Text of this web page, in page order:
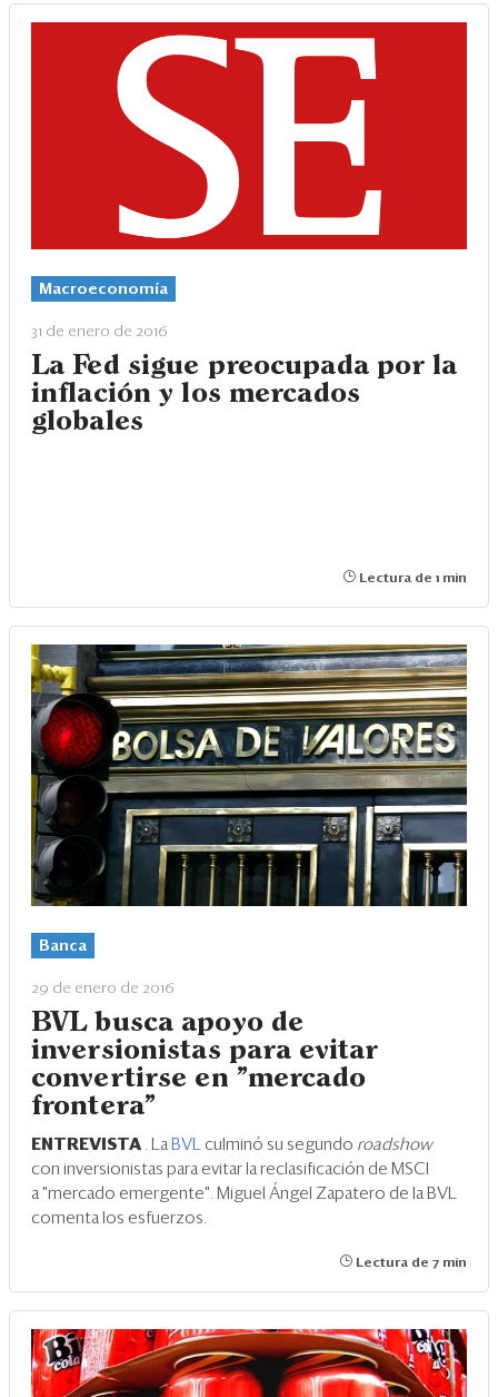
Macroeconomía
31 de enero de 2016
La Fed sigue preocupada por la
inflación y los mercados
globales
Lectura de 1 min
Banca
29 de enero de 2016
BVL busca apoyo de
inversionistas para evitar
convertirse en "mercado
frontera"
ENTREVISTA . La BVL culminó su segundo roadshow
con inversionistas para evitar la reclasificación de MSCI
a "mercado emergente". Miguel Ángel Zapatero de la BVL
comenta los esfuerzos.
Lectura de 7 min